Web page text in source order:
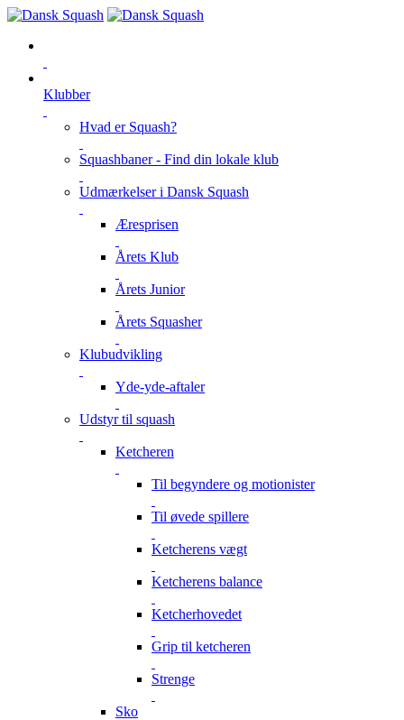
Klubber
Hvad er Squash?
Squashbaner - Find din lokale klub
Udmærkelser i Dansk Squash
Æresprisen
Årets Klub
Årets Junior
Årets Squasher
Klubudvikling
Yde-yde-aftaler
Udstyr til squash
Ketcheren
Til begyndere og motionister
Til øvede spillere
Ketcherens vægt
Ketcherens balance
Ketcherhovedet
Grip til ketcheren
Strenge
Sko